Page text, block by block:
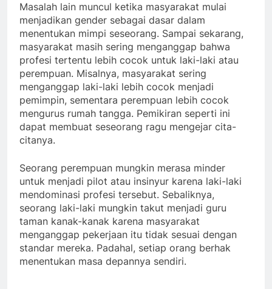
Masalah lain muncul ketika masyarakat mulai
menjadikan gender sebagai dasar dalam
menentukan mimpi seseorang. Sampai sekarang,
masyarakat masih sering menganggap bahwa
profesi tertentu lebih cocok untuk laki-laki atau
perempuan. Misalnya, masyarakat sering
menganggap laki-laki lebih cocok menjadi
pemimpin, sementara perempuan lebih cocok
mengurus rumah tangga. Pemikiran seperti ini
dapat membuat seseorang ragu mengejar cita-
citanya.
Seorang perempuan mungkin merasa minder
untuk menjadi pilot atau insinyur karena laki-laki
mendominasi profesi tersebut. Sebaliknya,
seorang laki-laki mungkin takut menjadi guru
taman kanak-kanak karena masyarakat
menganggap pekerjaan itu tidak sesuai dengan
standar mereka. Padahal, setiap orang berhak
menentukan masa depannya sendiri.